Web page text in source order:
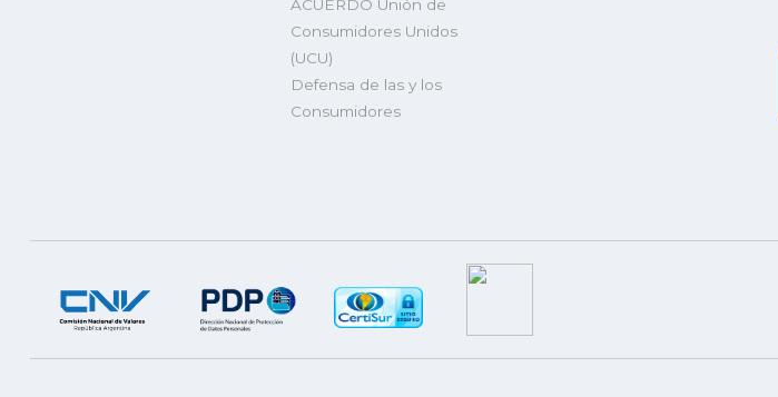
ACUERDO Unión de
Consumidores Unidos
(UCU)
Defensa de las y los
Consumidores